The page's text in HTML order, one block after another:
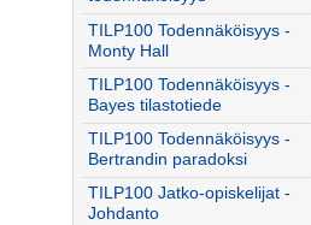
TILP100 Todennäköisyys -
Monty Hall
TILP100 Todennäköisyys -
Bayes tilastotiede
TILP100 Todennäköisyys -
Bertrandin paradoksi
TILP100 Jatko-opiskelijat -
Johdanto